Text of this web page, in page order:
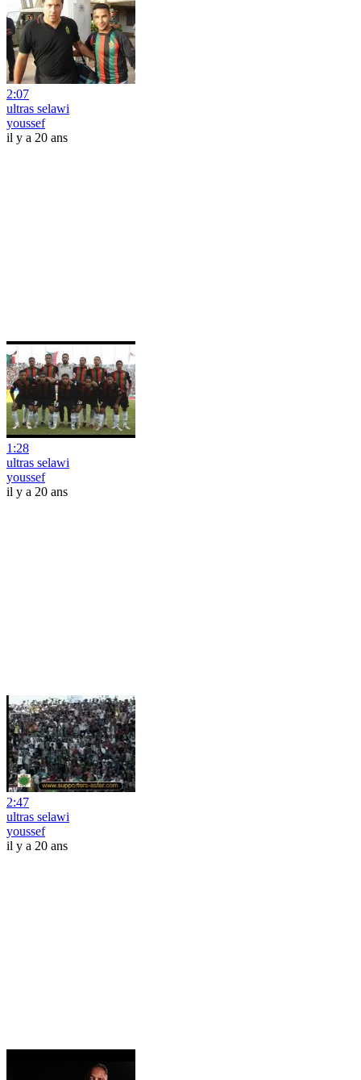
2:07
ultras selawi
youssef
il y a 20 ans
1:28
ultras selawi
youssef
il y a 20 ans
2:47
ultras selawi
youssef
il y a 20 ans